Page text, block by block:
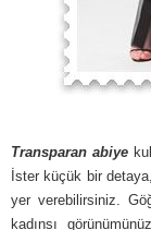
Transparan abiye
İster küçük bir
yer verebilirsiniz.
kadınsı